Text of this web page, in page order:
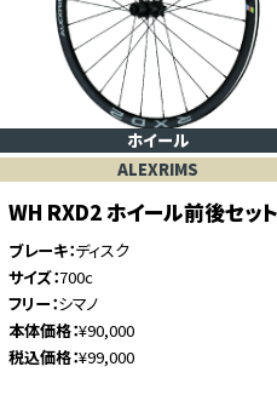
ホイール
ALEXRIMS
WH RXD2 ホイール前後セット
ブレーキ ディスク
サイズ 700c
フリー シマノ
本体価格 ¥90,000
税込価格 ¥99,000